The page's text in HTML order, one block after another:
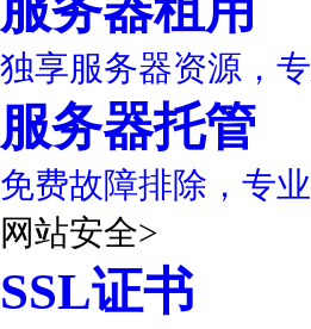
独享服务器资源，
服务器托管
免费故障排除，专
网站安全>
SSL证书